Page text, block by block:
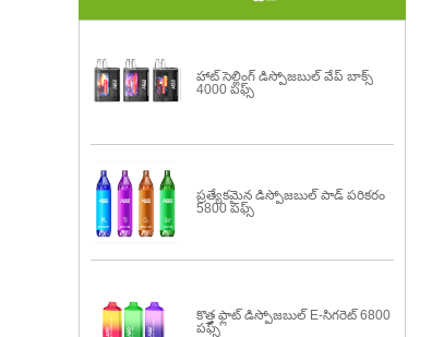
హాట్ సెల్లింగ్ డిస్పోజబుల్ వేప్ బాక్స్
4000 పఫ్స్
ప్రత్యేకమైన డిస్పోజబుల్ పాడ్ పరికరం
5800 పఫ్స్
కొత్త ఫ్లాట్ డిస్పోజబుల్ E-సిగరెట్ 6800
పఫ్స్